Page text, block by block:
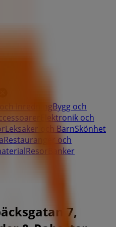
InredningBygg och
Elektronik och
Leksaker och BarnSkönhet
Restauranger och
Resor Banker
7,